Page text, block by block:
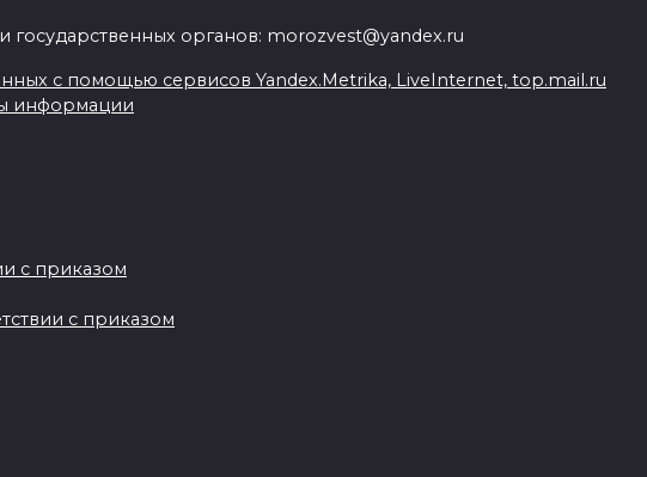
органов: morozvest@yandex.ru
с помощью сервисов Yandex.Metrika, LiveInternet, top.mail.ru
информации
с приказом
с приказом